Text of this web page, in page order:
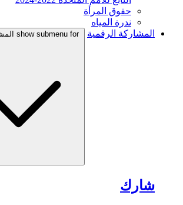
حقوق المرأة
ندرة المياه
المشاركة الرقمية
show submenu for المشاركة الرقمية
شارك